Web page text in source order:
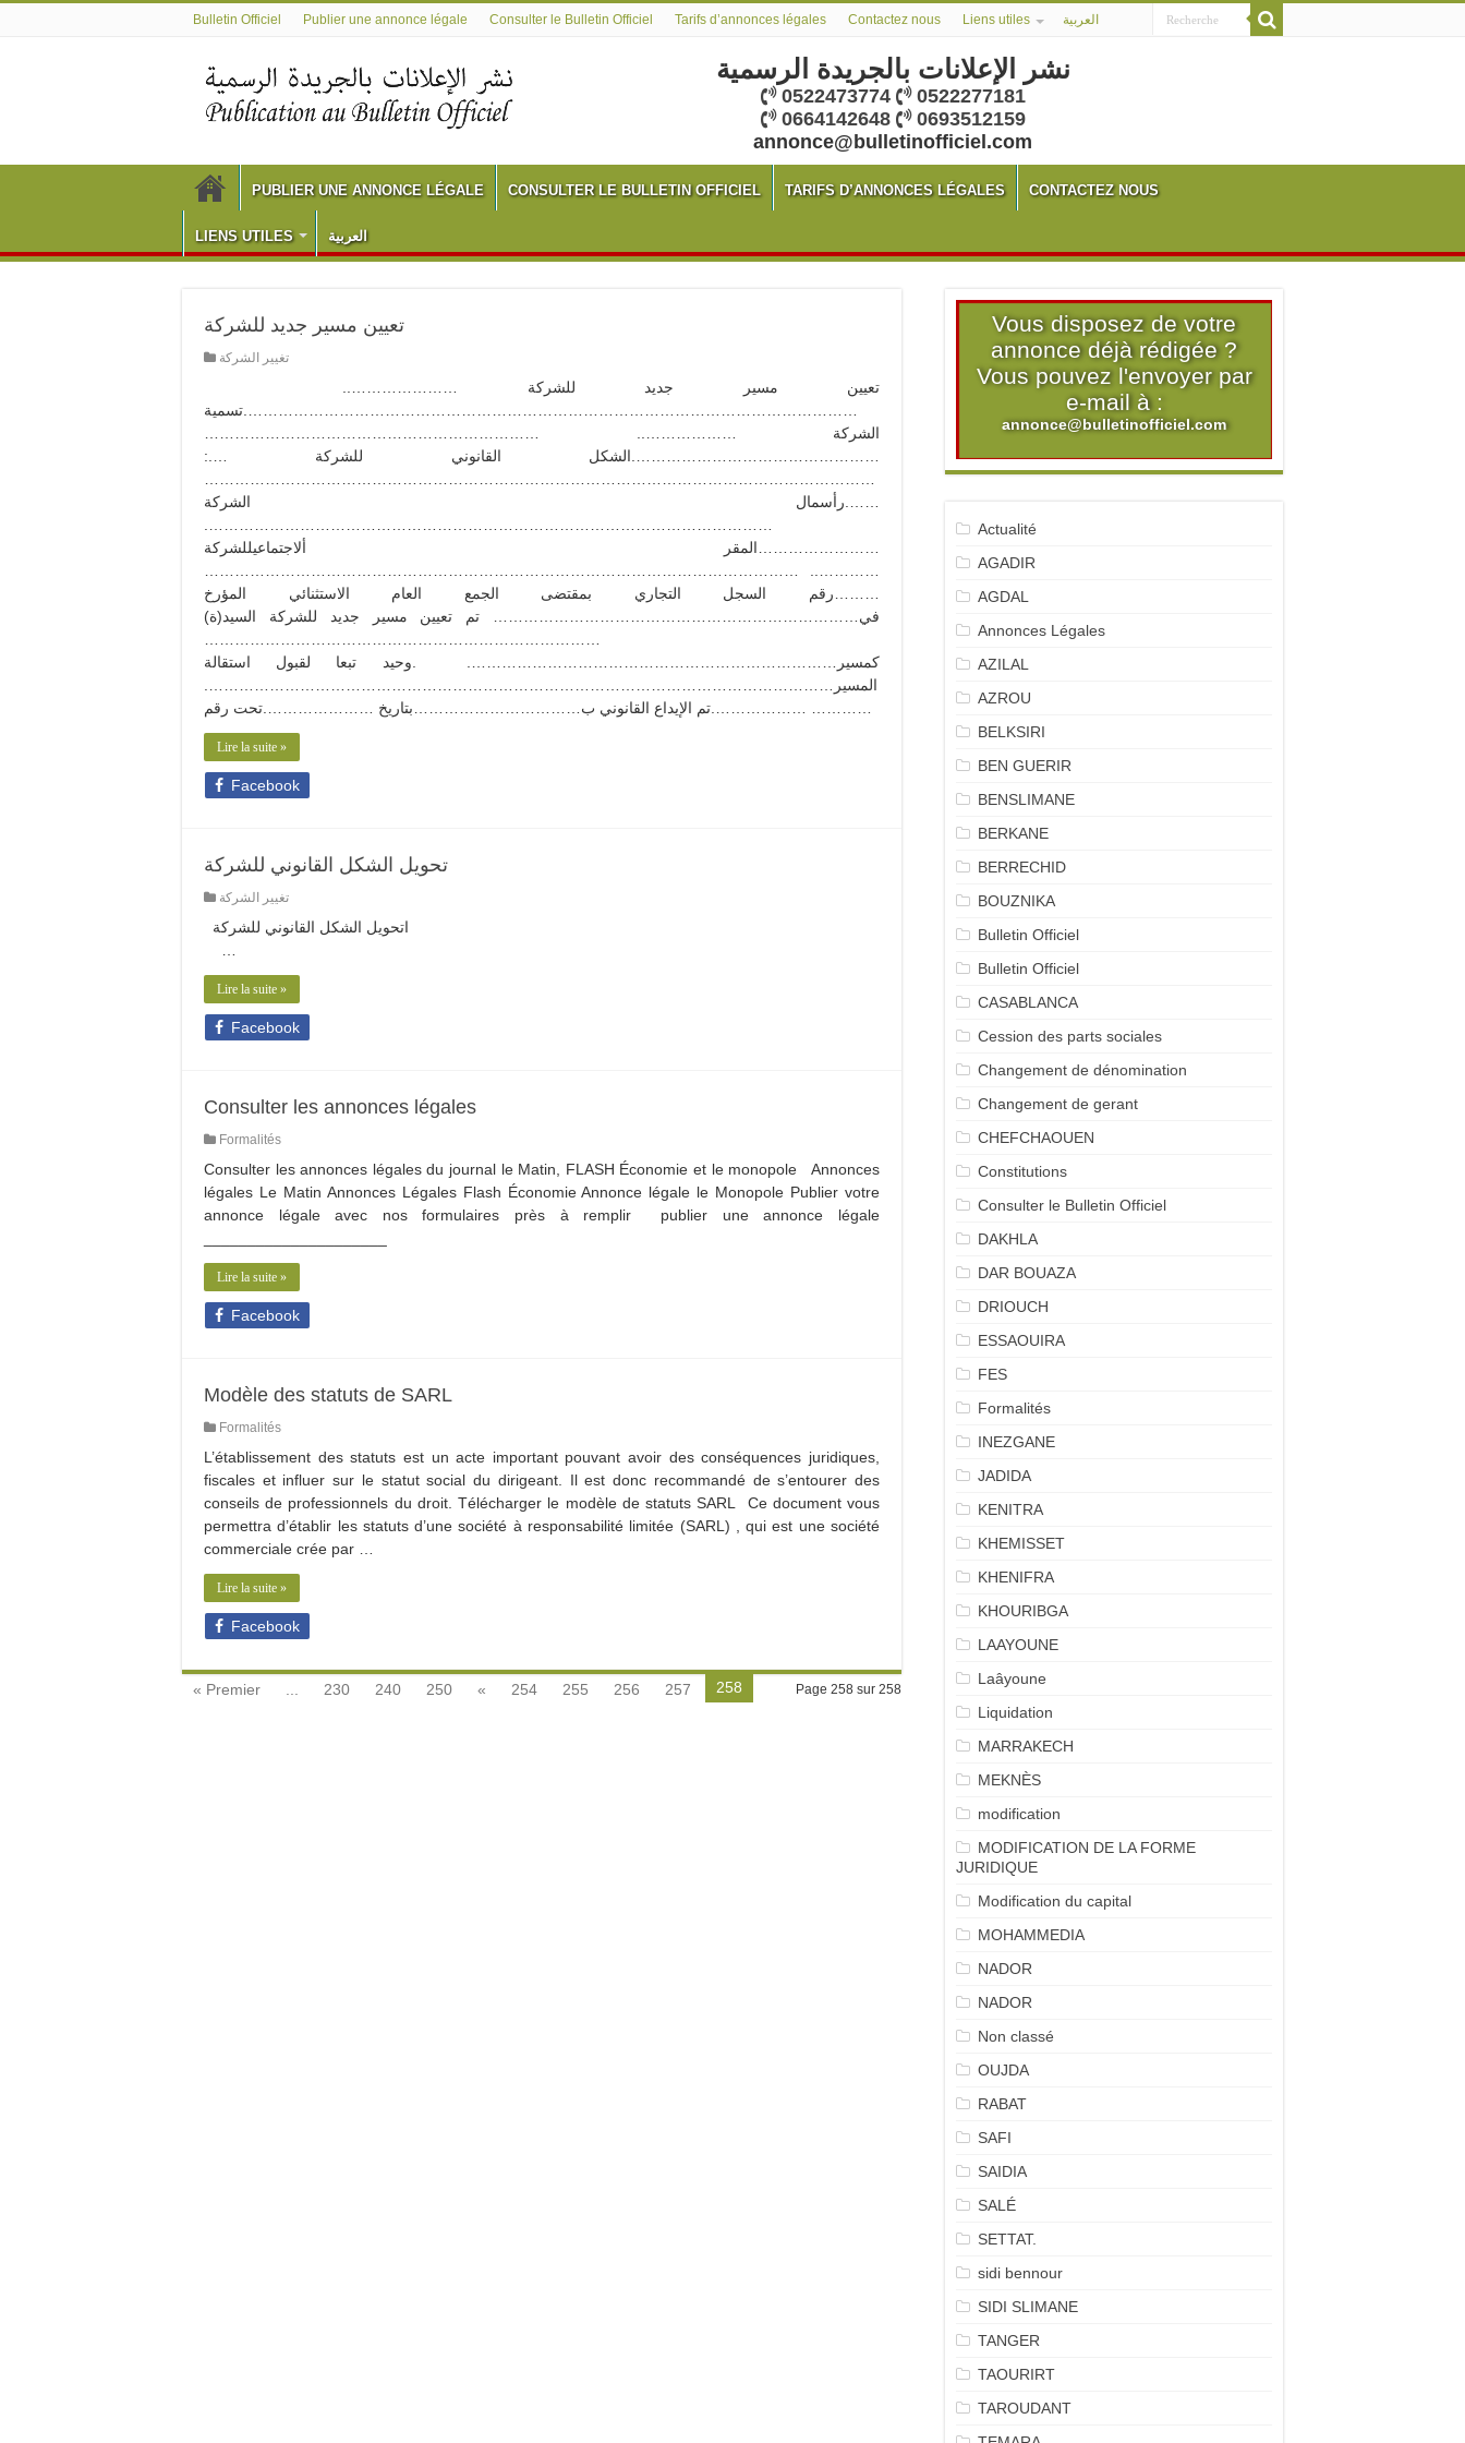
Bulletin Officiel Publier une annonce légale Consulter le Bulletin Officiel Tarifs d’annonces légales Contactez nous Liens utiles العربية
نشر الإعلانات بالجريدة الرسمية
0522473774
0522277181
0664142648
0693512159
annonce@bulletinofficiel.com
PUBLIER UNE ANNONCE LÉGALE CONSULTER LE BULLETIN OFFICIEL TARIFS D’ANNONCES LÉGALES CONTACTEZ NOUS
LIENS UTILES العربية
تعيين مسير جديد للشركة
تغيير الشركة
………………………………………………………………………………………………………….تسمية
الشركة ……………….. …………………………………………………………
………………………………………….الشكل القانوني للشركة ….:
…….رأسمال الشركة
……………………المقر ألاجتماعيللشركة
………رقم السجل التجاري بمقتضى الجمع العام الاستثنائي المؤرخ
في……………………………………………………………… تم تعيين مسير جديد للشركة السيد(ة)
كمسير………………………………………………………………. .وحيد تبعا لقبول استقالة
المسير…………………………………………………………………………………………………………….
Lire la suite »
Facebook
تحويل الشكل القانوني للشركة
تغيير الشركة
Lire la suite »
Facebook
Consulter les annonces légales
Formalités
Consulter les annonces légales du journal le Matin, FLASH Économie et le monopole Annonces
légales Le Matin Annonces Légales Flash Économie Annonce légale le Monopole Publier votre
annonce légale avec nos formulaires près à remplir publier une annonce légale
Lire la suite »
Facebook
Modèle des statuts de SARL
Formalités
L’établissement des statuts est un acte important pouvant avoir des conséquences juridiques,
fiscales et influer sur le statut social du dirigeant. Il est donc recommandé de s’entourer des
conseils de professionnels du droit. Télécharger le modèle de statuts SARL Ce document vous
permettra d’établir les statuts d’une société à responsabilité limitée (SARL) , qui est une société
commerciale crée par …
Lire la suite »
Facebook
Page 258 sur 258
« Premier 230 240 250 « 254 255 256 257 258
Vous disposez de votre
annonce déjà rédigée ?
Vous pouvez l'envoyer par
e-mail à :
annonce@bulletinofficiel.com
Actualité
AGADIR
AGDAL
Annonces Légales
AZILAL
AZROU
BELKSIRI
BEN GUERIR
BENSLIMANE
BERKANE
BERRECHID
BOUZNIKA
Bulletin Officiel
Bulletin Officiel
CASABLANCA
Cession des parts sociales
Changement de dénomination
Changement de gerant
CHEFCHAOUEN
Constitutions
Consulter le Bulletin Officiel
DAKHLA
DAR BOUAZA
DRIOUCH
ESSAOUIRA
FES
Formalités
INEZGANE
JADIDA
KENITRA
KHEMISSET
KHENIFRA
KHOURIBGA
LAAYOUNE
Laâyoune
Liquidation
MARRAKECH
MEKNÈS
modification
MODIFICATION DE LA FORME
JURIDIQUE
Modification du capital
MOHAMMEDIA
NADOR
NADOR
Non classé
OUJDA
RABAT
SAFI
SAIDIA
SALÉ
SETTAT.
sidi bennour
SIDI SLIMANE
TANGER
TAOURIRT
TAROUDANT